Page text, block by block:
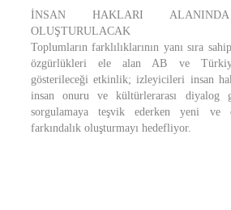
İNSAN HAKLARI
OLUŞTURULACAK
Toplumların farklılıklarının yanı sıra
özgürlükleri ele alan AB ve
gösterileceği etkinlik; izleyicileri insan
insan onuru ve kültürlerarası diyalog
sorgulamaya teşvik ederken yeni
farkındalık oluşturmayı hedefliyor.